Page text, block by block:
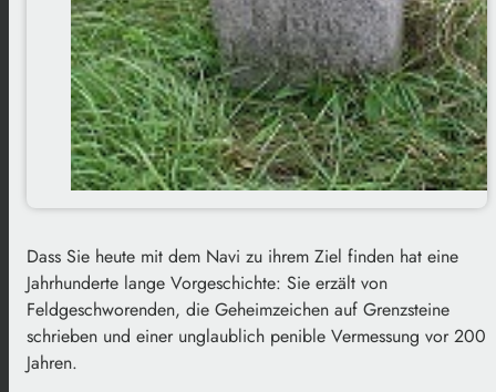
Dass Sie heute mit dem Navi zu ihrem Ziel finden hat eine
Jahrhunderte lange Vorgeschichte: Sie erzält von
Feldgeschworenden, die Geheimzeichen auf Grenzsteine
schrieben und einer unglaublich penible Vermessung vor 200
Jahren.